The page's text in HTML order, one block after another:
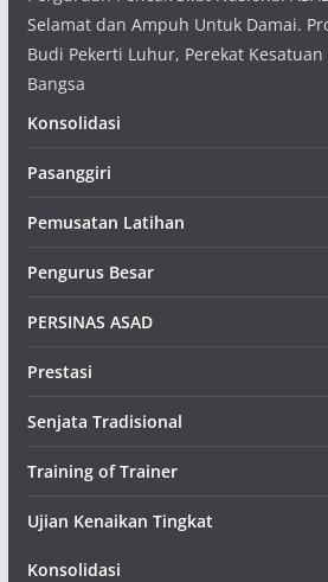
Selamat dan Ampuh Untuk Damai.
Budi Pekerti Luhur, Perekat
Bangsa
Konsolidasi
Pasanggiri
Pemusatan Latihan
Pengurus Besar
PERSINAS ASAD
Prestasi
Senjata Tradisional
Training of Trainer
Ujian Kenaikan Tingkat
Konsolidasi